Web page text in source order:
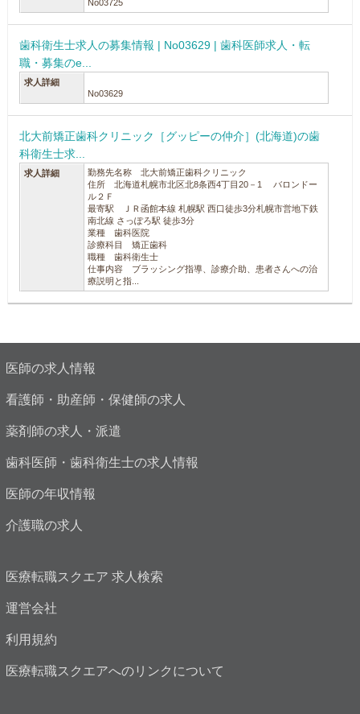
No03725
歯科衛生士求人の募集情報 | No03629 | 歯科医師求人・転
職・募集のe...
求人詳細
No03629
北大前矯正歯科クリニック［グッピーの仲介］(北海道)の歯
科衛生士求...
求人詳細
勤務先名称 北大前矯正歯科クリニック
住所 北海道札幌市北区北8条西4丁目20－1 バロンドー
ル２Ｆ
最寄駅 ＪＲ函館本線 札幌駅 西口徒歩3分札幌市営地下鉄
南北線 さっぽろ駅 徒歩3分
業種 歯科医院
診療科目 矯正歯科
職種 歯科衛生士
仕事内容 ブラッシング指導、診療介助、患者さんへの治
療説明と指...
医師の求人情報
看護師・助産師・保健師の求人
薬剤師の求人・派遣
歯科医師・歯科衛生士の求人情報
医師の年収情報
介護職の求人
医療転職スクエア 求人検索
運営会社
利用規約
医療転職スクエアへのリンクについて